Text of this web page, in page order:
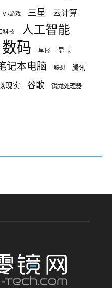
VR游戏 三星 云计算
科技 人工智能
数码 早报 显卡
记本电脑 联想 腾讯
现实 谷歌 锐龙处理器